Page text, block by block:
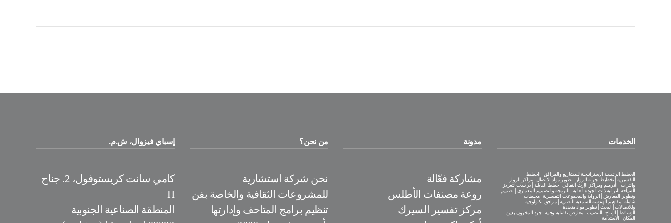
إسباي فيزوال، ش.م.
كامي سانت كريستوفول، 2. جناح
H
المنطقة الصناعية الجنوبية
من نحن؟
نحن شركة استشارية
للمشروعات الثقافية والخاصة بفن
تنظيم برامج المتاحف وإدارتها
مدونة
مشاركة فعّالة
روعة مصنفات الأطلس
مركز تفسير السيرك
الخدمات
الخطط الرئيسية الإستراتيجية للمشاريع والمرافق│الخطط
التفسيرية│تخطيط تجربة الزوار│تطوير مواد الاتصال│مراكز الزوار
والتراث│الترميم ومراكز الإرث الثقافي│خطط القابلية│دراسات لتعزيز
السياحة التراثية ذات الجودة العالية│البرمجة والتصميم المعماري│تصميم
وتطوير المعارض│الرواية والمجموعات التفسيرية│محيطات
شاملة│مفاهيم الهندسة السمعية البصرية│مرافق تكنولوجية
وللاتصالات│البحث│تطوير مواد متعددة
الوسائط│الإنتاج│التنصيب│معارض تفاعلية وفنية│جرد المخزون بعين
المكان│الاستدامة